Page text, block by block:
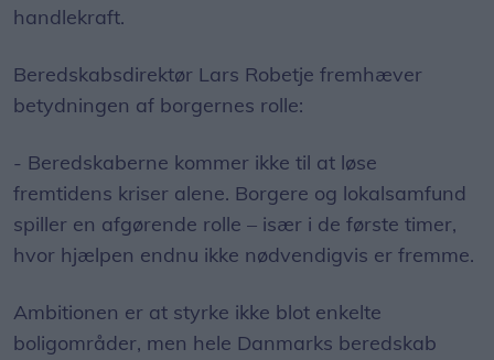
handlekraft.
Beredskabsdirektør Lars Robetje fremhæver
betydningen af borgernes rolle:
- Beredskaberne kommer ikke til at løse
fremtidens kriser alene. Borgere og lokalsamfund
spiller en afgørende rolle – især i de første timer,
hvor hjælpen endnu ikke nødvendigvis er fremme.
Ambitionen er at styrke ikke blot enkelte
boligområder, men hele Danmarks beredskab